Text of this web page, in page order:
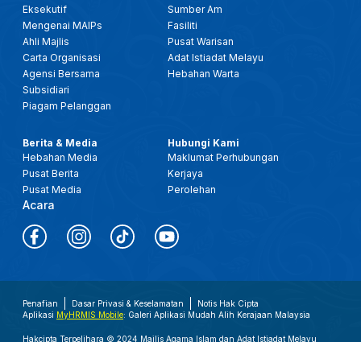
Eksekutif
Mengenai MAIPs
Ahli Majlis
Carta Organisasi
Agensi Bersama
Subsidiari
Piagam Pelanggan
Sumber Am
Fasiliti
Pusat Warisan
Adat Istiadat Melayu
Hebahan Warta
Berita & Media
Hebahan Media
Pusat Berita
Pusat Media
Acara
Hubungi Kami
Maklumat Perhubungan
Kerjaya
Perolehan
Penafian Dasar Privasi & Keselamatan
Notis Hak Cipta
Aplikasi MyHRMIS Mobile: Galeri Aplikasi Mudah Alih Kerajaan Malaysia
Hakcipta Terpelihara © 2024 Majlis Agama Islam dan Adat Istiadat Melayu